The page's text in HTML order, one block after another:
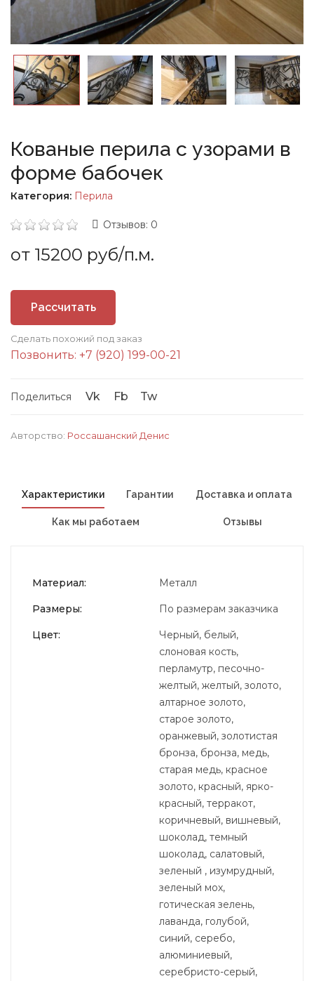
Кованые перила с узорами в
форме бабочек
Категория: Перила
Отзывов: 0
от 15200 руб/п.м.
Рассчитать
стоимость
Сделать похожий под заказ
Позвонить: +7 (920) 199-00-21
Поделиться Vk Fb Tw
Авторство: Россашанский Денис
Характеристики Гарантии Доставка и оплата
Как мы работаем Отзывы
Материал: Металл
Размеры: По размерам заказчика
Цвет:
Черный, белый,
слоновая кость,
перламутр, песочно-
желтый, желтый, золото,
алтарное золото,
старое золото,
оранжевый, золотистая
бронза, бронза, медь,
старая медь, красное
золото, красный, ярко-
красный, терракот,
коричневый, вишневый,
шоколад, темный
шоколад, салатовый,
зеленый , изумрудный,
зеленый мох,
готическая зелень,
лаванда, голубой,
синий, серебо,
алюминиевый,
серебристо-серый,